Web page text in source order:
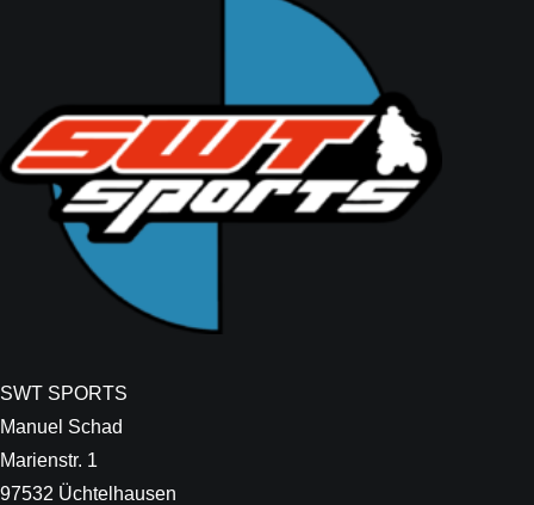
SWT SPORTS
Manuel Schad
Marienstr. 1
97532 Üchtelhausen